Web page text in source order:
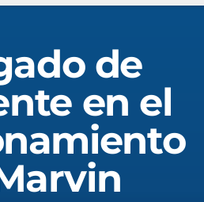
de
en el